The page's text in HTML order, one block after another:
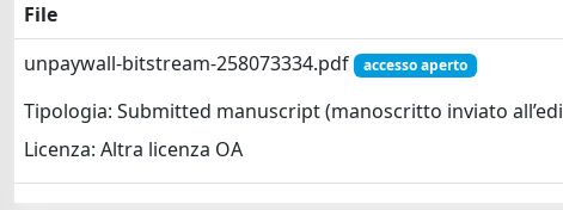
File
unpaywall-bitstream-258073334.pdf
accesso aperto
Tipologia: Submitted manuscript (manoscritto inviato
Licenza: Altra licenza OA